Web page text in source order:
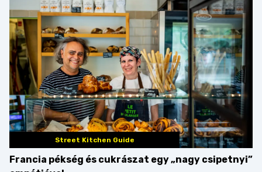
Street Kitchen Guide
Francia pékség és cukrászat egy „nagy csipetnyi”